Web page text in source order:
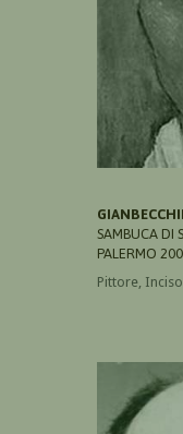
SAMBUCA DI
PALERMO
Pittore,